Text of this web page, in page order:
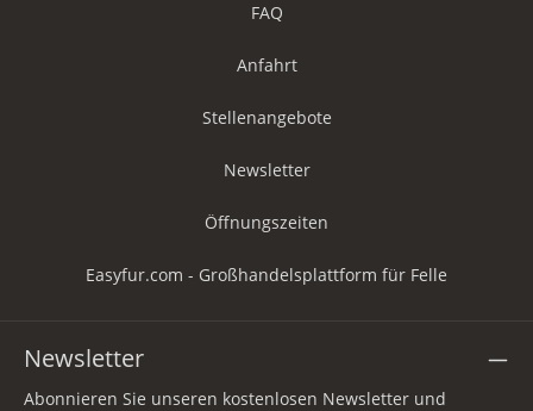
FAQ
Anfahrt
Stellenangebote
Newsletter
Öffnungszeiten
Easyfur.com - Großhandelsplattform für Felle
Newsletter
Abonnieren Sie unseren kostenlosen Newsletter und